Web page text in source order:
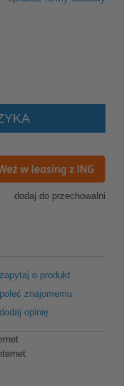
dodaj do przechowalni
zapytaj o produkt
poleć znajomemu
dodaj opinię